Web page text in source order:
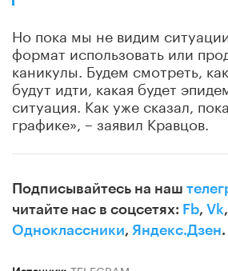
Но пока мы не видим
формат использовать или
каникулы. Будем смотреть,
будут идти, какая будет
ситуация. Как уже сказал,
графике», – заявил Кравцов.
Подписывайтесь на наш
читайте нас в соцсетях: Fb, Vk,
Одноклассники, Яндекс.Дзен.